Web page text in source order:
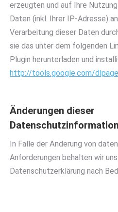
erzeugten und auf Ihre
Daten (inkl. Ihrer IP-Adresse)
Verarbeitung dieser Daten
sie das unter dem folgenden
Plugin herunterladen und
http://tools.google.com/
Änderungen dieser
In Falle der Änderung von
Anforderungen behalten wir
Datenschutzerklärung nach